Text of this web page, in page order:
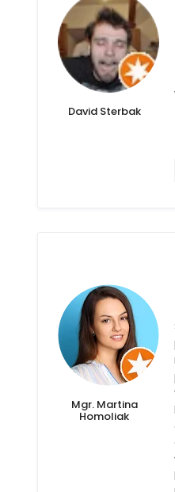
David Sterbak
Mgr. Martina
Homoliak